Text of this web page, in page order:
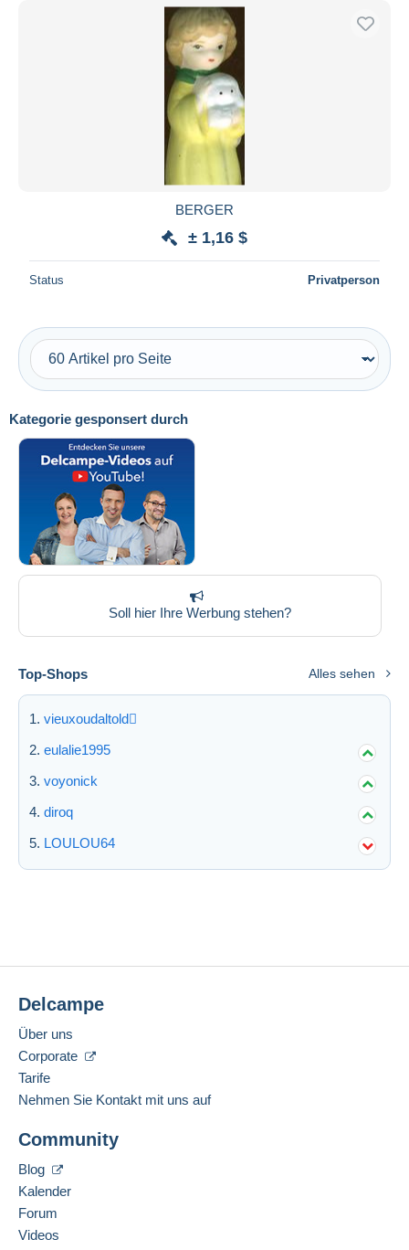
Kategorie gesponsert durch
Soll hier Ihre Werbung stehen?
Top-Shops Alles sehen
vieuxoudaltold
eulalie1995
voyonick
diroq
LOULOU64
BERGER
± 1,16 $
Status Privatperson
Delcampe
Über uns
Corporate
Tarife
Nehmen Sie Kontakt mit uns auf
Community
Blog
Kalender
Forum
Videos